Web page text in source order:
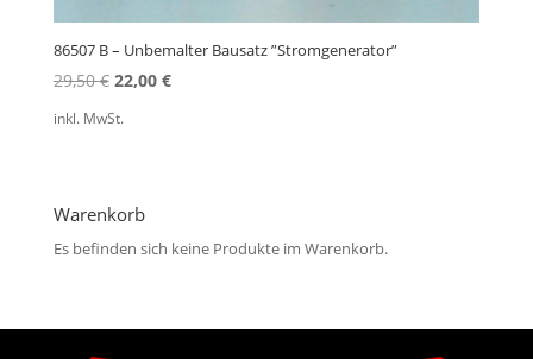
86507 B – Unbemalter Bausatz ”Stromgenerator”
29,50€ Ursprünglicher
22,00 €Aktueller
inkl. MwSt.
Warenkorb
Es befinden sich keine Produkte im Warenkorb.